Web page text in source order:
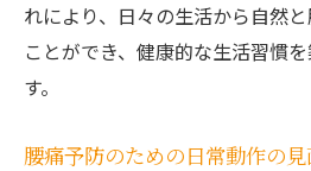
れにより、日々の生活から自然
ことができ、健康的な生活習慣
す。
腰痛予防のための日常動作の